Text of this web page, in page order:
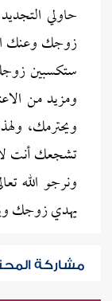
حاولي
زوجك وعنك
ستكسبين
ومزيد من
ويحترمك،
تشجعك أنت
ونرجو الله
يهدي زوجك
مشاركة